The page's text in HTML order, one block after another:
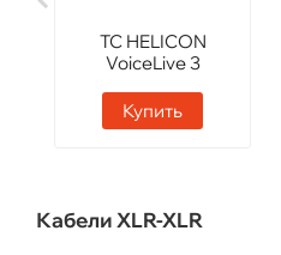
TC HELICON
VoiceLive 3
Купить
Кабели XLR-XLR